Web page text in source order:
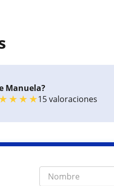
Manuela?
★★★15 valoraciones